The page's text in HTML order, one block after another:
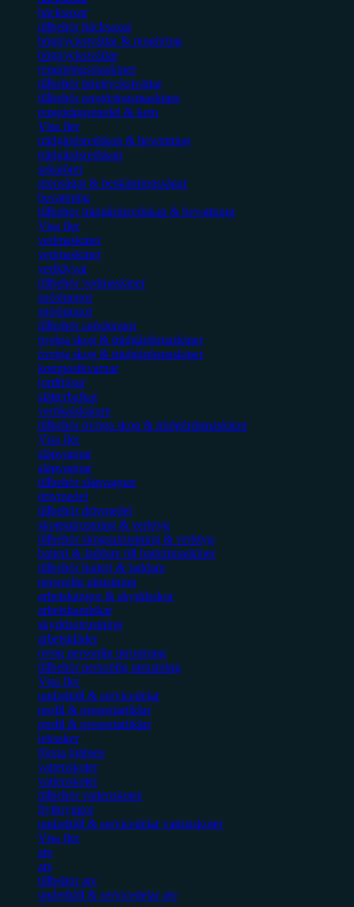
häcksaxar
tillbehör häcksaxar
högtryckstvättar & rengöring
högtryckstvättar
rengöringsmaskiner
tillbehör högtryckstvättar
tillbehör rengöringsmaskiner
rengöringsmedel & kem
Visa fler
trädgårdsredskap & bevattning
trädgårdsredskap
sekatörer
grensågar & beskärningssågar
bevattning
tillbehör trädgårdsredskap & bevattning
Visa fler
vedmaskiner
vedmaskiner
vedklyvar
tillbehör vedmaskiner
snöslungor
snöslungor
tillbehör snöslungor
övriga skog & trädgårdsmaskiner
övriga skog & trädgårdsmaskiner
kompostkvarnar
jordfräsar
slåtterbalkar
vertikalskärare
tillbehör övriga skog & trädgårdsmaskiner
Visa fler
släpvagnar
släpvagnar
tillbehör släpvagnar
drivmedel
tillbehör drivmedel
skogsutrustning & verktyg
tillbehör skogsutrustning & verktyg
batteri & laddare till batterimaskiner
tillbehör batteri & laddare
personlig utrustning
arbetskängor & skyddsskor
arbetshandskar
skyddsutrustning
arbetskläder
övrig personlig utrustning
tillbehör personlig utrustning
Visa fler
underhåll & servicedelar
profil & presentartiklar
profil & presentartiklar
leksaker
första hjälpen
vattenskoter
vattenskoter
tillbehör vattenskoter
flytbryggor
underhåll & servicedelar vattenskoter
Visa fler
atv
atv
tillbehör atv
underhåll & servicedelar atv